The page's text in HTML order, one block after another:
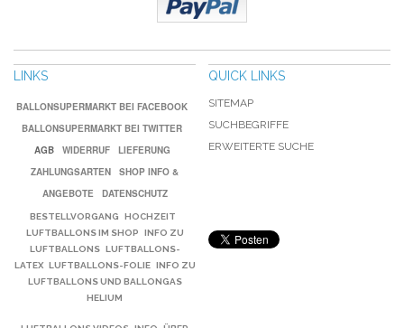
LINKS
BALLONSUPERMARKT BEI FACEBOOK
BALLONSUPERMARKT BEI TWITTER
AGB
WIDERRUF
LIEFERUNG
ZAHLUNGSARTEN
SHOP INFO &
ANGEBOTE
DATENSCHUTZ
BESTELLVORGANG
HOCHZEIT
LUFTBALLONS IM SHOP
INFO ZU
LUFTBALLONS LUFTBALLONS-
LATEX LUFTBALLONS-FOLIE INFO ZU
LUFTBALLONS UND BALLONGAS
HELIUM
QUICK LINKS
SITEMAP
SUCHBEGRIFFE
ERWEITERTE SUCHE